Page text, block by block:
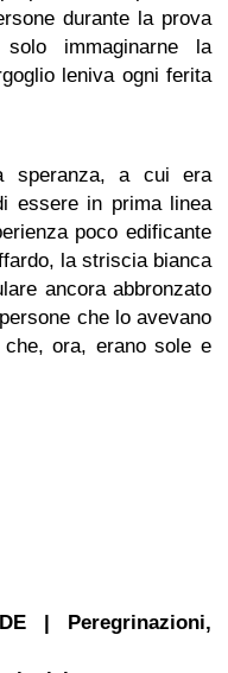
durante la prova
immaginarne la
leniva ogni ferita
speranza, a cui era
essere in prima linea
poco edificante
la striscia bianca
ancora abbronzato
che lo avevano
ora, erano sole e
| Peregrinazioni,